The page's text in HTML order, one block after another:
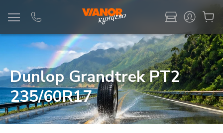
Dunlop Grandtrek PT2
235/60R17
Информация Фото товара